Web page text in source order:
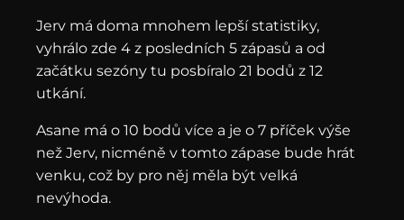
Jerv má doma mnohem lepší statistiky,
vyhrálo zde 4 z posledních 5 zápasů a od
začátku sezóny tu posbíralo 21 bodů z 12
utkání.
Asane má o 10 bodů více a je o 7 příček výše
než Jerv, nicméně v tomto zápase bude hrát
venku, což by pro něj měla být velká
nevýhoda.